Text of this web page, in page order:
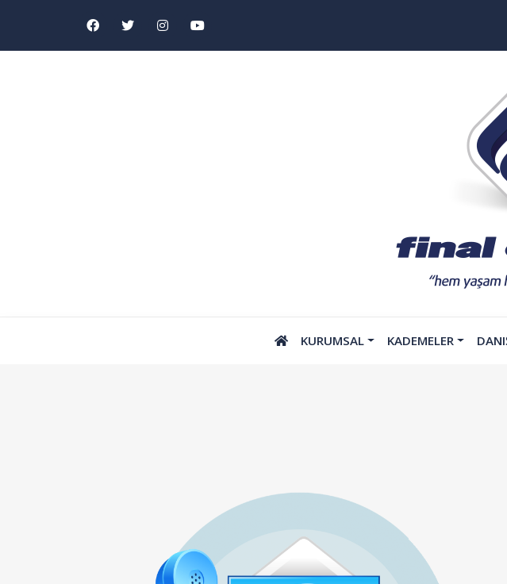
KURUMSAL KADEMELER